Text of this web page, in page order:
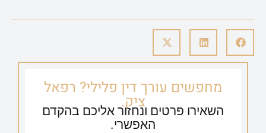
מחפשים עורך דין פלילי? רפאל
ציק.
השאירו פרטים ונחזור אליכם בהקדם
האפשרי.